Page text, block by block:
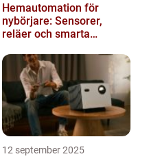
Hemautomation för
nybörjare: Sensorer,
reläer och smarta
12 september 2025